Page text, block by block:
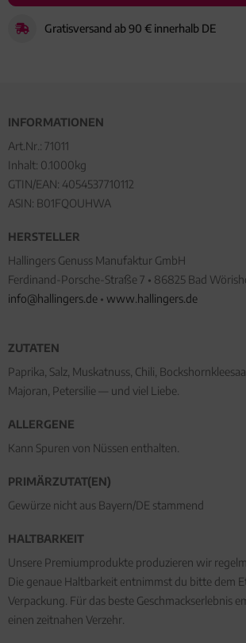
Gratisversand ab 90 € innerhalb DE
INFORMATIONEN
Art.Nr.: 71011
Inhalt: 0.1000kg
GTIN/EAN: 4054537710112
ASIN: B01FQOUHWA
HERSTELLER
Hallingers Genuss Manufaktur GmbH
Ferdinand-Porsche-Straße 7 • 86825 Bad
info@hallingers.de • www.hallingers.de
ZUTATEN
Paprika, Salz, Muskatnuss, Chili,
Majoran, Petersilie — und viel Liebe.
ALLERGENE
Kann Spuren von Nüssen enthalten.
PRIMÄRZUTAT(EN)
Gewürze nicht aus Bayern/DE stammend
HALTBARKEIT
Unsere Premiumprodukte produzieren wir
Die genaue Haltbarkeit entnimmst du bitte dem
Verpackung. Für das beste Geschmackserlebnis
einen zeitnahen Verzehr.